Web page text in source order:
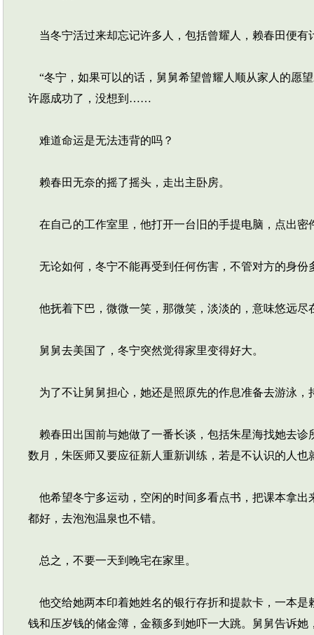
当冬宁活过来却忘记许多人，包括曾耀人，赖春田便有
“冬宁，如果可以的话，舅舅希望曾耀人顺从家人的愿
许愿成功了，没想到……
难道命运是无法违背的吗？
赖春田无奈的摇了摇头，走出主卧房。
在自己的工作室里，他打开一台旧的手提电脑，点出密
无论如何，冬宁不能再受到任何伤害，不管对方的身份
他抚着下巴，微微一笑，那微笑，淡淡的，意味悠远尽
舅舅去美国了，冬宁突然觉得家里变得好大。
为了不让舅舅担心，她还是照原先的作息准备去游泳，
赖春田出国前与她做了一番长谈，包括朱星海找她去诊
数月，朱医师又要应征新人重新训练，若是不认识的人也
他希望冬宁多运动，空闲的时间多看点书，把课本拿出
都好，去泡泡温泉也不错。
总之，不要一天到晚宅在家里。
他交给她两本印着她姓名的银行存折和提款卡，一本是
钱和压岁钱的储金簿，金额多到她吓一大跳。舅舅告诉